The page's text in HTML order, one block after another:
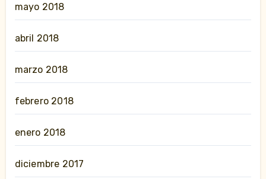
mayo 2018
abril 2018
marzo 2018
febrero 2018
enero 2018
diciembre 2017